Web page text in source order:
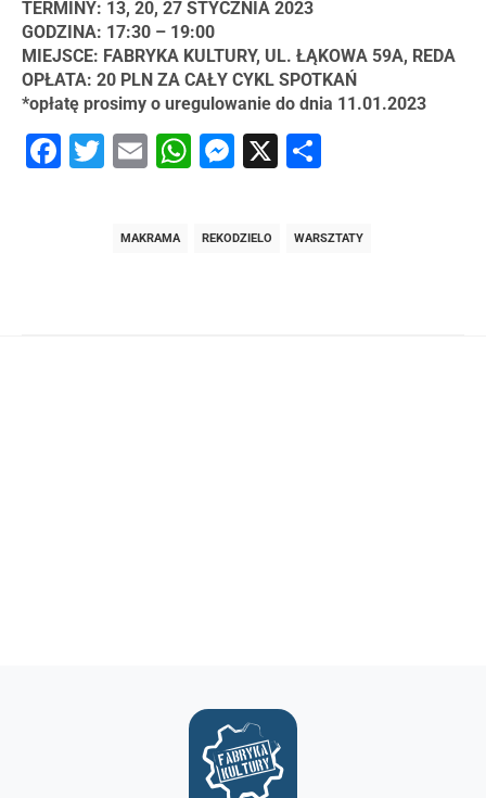
TERMINY: 13, 20, 27 STYCZNIA 2023
GODZINA: 17:30 – 19:00
MIEJSCE: FABRYKA KULTURY, UL. ŁĄKOWA 59A, REDA
OPŁATA: 20 PLN ZA CAŁY CYKL SPOTKAŃ
*opłatę prosimy o uregulowanie do dnia 11.01.2023
Facebook
Twitter
EmailWhatsApp
Messenger
X
MAKRAMA REKODZIELO WARSZTATY